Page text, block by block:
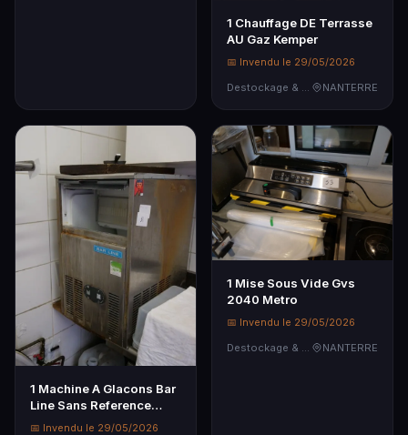
1 Chauffage DE Terrasse
AU Gaz Kemper
📅 Invendu le 29/05/2026
NANTERRE
1 Machine A Glacons Bar
Line Sans Reference
Apparente
📅 Invendu le 29/05/2026
1 Mise Sous Vide Gvs
2040 Metro
📅 Invendu le 29/05/2026
Destockage & Invendus
NANTERRE